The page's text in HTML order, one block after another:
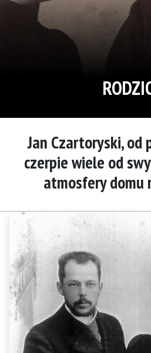
Jan Czartoryski, od
czerpie wiele od
atmosfery domu